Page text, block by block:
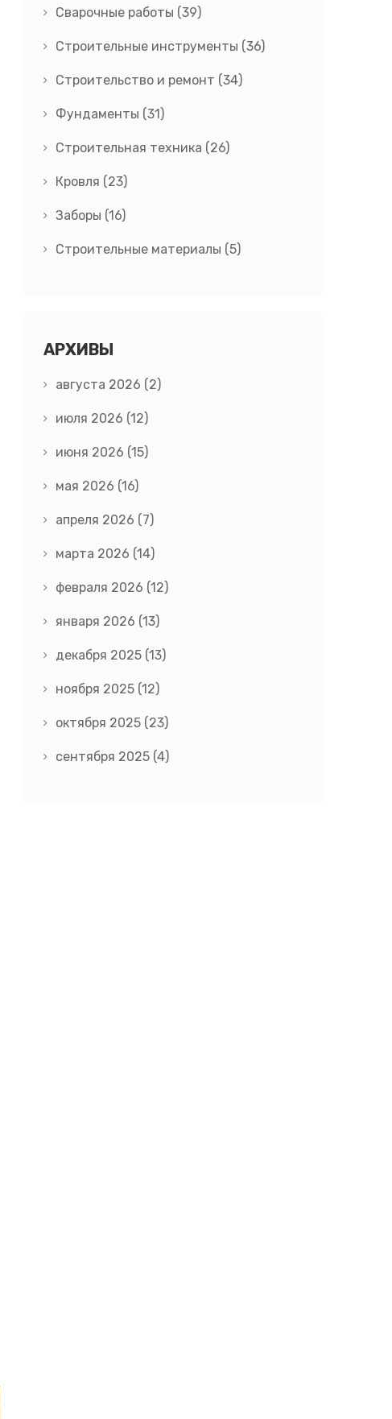
Сварочные работы (39)
Строительные инструменты (36)
Строительство и ремонт (34)
Фундаменты (31)
Строительная техника (26)
Кровля (23)
Заборы (16)
Строительные материалы (5)
АРХИВЫ
августа 2026 (2)
июля 2026 (12)
июня 2026 (15)
мая 2026 (16)
апреля 2026 (7)
марта 2026 (14)
февраля 2026 (12)
января 2026 (13)
декабря 2025 (13)
ноября 2025 (12)
октября 2025 (23)
сентября 2025 (4)